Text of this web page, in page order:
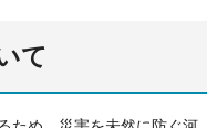
て